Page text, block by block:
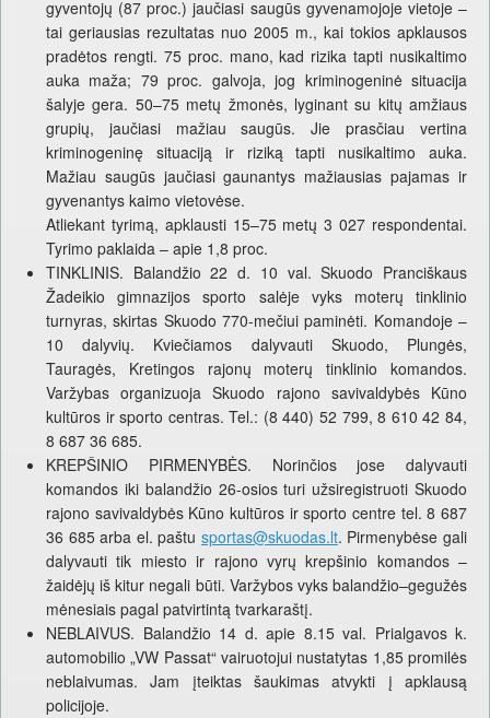
gyventojų (87 proc.) jaučiasi saugūs gyvenamojoje vietoje –
tai geriausias rezultatas nuo 2005 m., kai tokios apklausos
pradėtos rengti. 75 proc. mano, kad rizika tapti nusikaltimo
auka maža; 79 proc. galvoja, jog kriminogeninė situacija
šalyje gera. 50–75 metų žmonės, lyginant su kitų amžiaus
grupių, jaučiasi mažiau saugūs. Jie prasčiau vertina
kriminogeninę situaciją ir riziką tapti nusikaltimo auka.
Mažiau saugūs jaučiasi gaunantys mažiausias pajamas ir
gyvenantys kaimo vietovėse.
Atliekant tyrimą, apklausti 15–75 metų 3 027 respondentai.
Tyrimo paklaida – apie 1,8 proc.
TINKLINIS. Balandžio 22 d. 10 val. Skuodo Pranciškaus
Žadeikio gimnazijos sporto salėje vyks moterų tinklinio
turnyras, skirtas Skuodo 770-mečiui paminėti. Komandoje –
10 dalyvių. Kviečiamos dalyvauti Skuodo, Plungės,
Tauragės, Kretingos rajonų moterų tinklinio komandos.
Varžybas organizuoja Skuodo rajono savivaldybės Kūno
kultūros ir sporto centras. Tel.: (8 440) 52 799, 8 610 42 84,
8 687 36 685.
KREPŠINIO PIRMENYBĖS. Norinčios jose dalyvauti
komandos iki balandžio 26-osios turi užsiregistruoti Skuodo
rajono savivaldybės Kūno kultūros ir sporto centre tel. 8 687
36 685 arba el. paštu sportas@skuodas.lt. Pirmenybėse gali
dalyvauti tik miesto ir rajono vyrų krepšinio komandos –
žaidėjų iš kitur negali būti. Varžybos vyks balandžio–gegužės
mėnesiais pagal patvirtintą tvarkaraštį.
NEBLAIVUS. Balandžio 14 d. apie 8.15 val. Prialgavos k.
automobilio „VW Passat“ vairuotojui nustatytas 1,85 promilės
neblaivumas. Jam įteiktas šaukimas atvykti į apklausą
policijoje.